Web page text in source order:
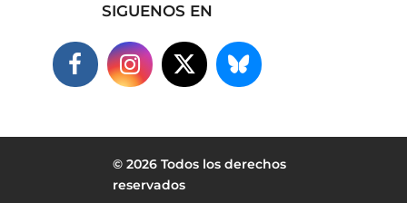
SIGUENOS EN
© 2026 Todos los derechos
reservados